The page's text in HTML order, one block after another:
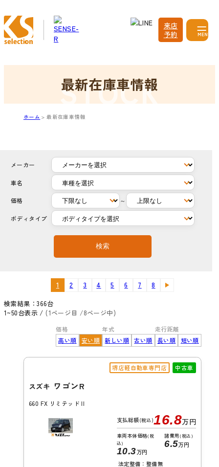
来店
予約
MENU
最新在庫車情報
ホーム 最新在庫車情報
メーカー
車名
価格 ～
ボディタイプ
検索
1 2 3 4 5 6 7 8
検索結果：366台
1~50台表示 /(1ページ目 /8ページ中)
価格
高い順
安い順
年式
新しい順
古い順
走行距離
長い順
短い順
堺店軽自動車専門店 中古車
スズキ ワゴンR
660 FX リミテッド II
支払総額(税込)16.8万円
車両本体価格(税
込)
10.3万円
諸費用 (税込)
6.5万円
法定整備：整備無